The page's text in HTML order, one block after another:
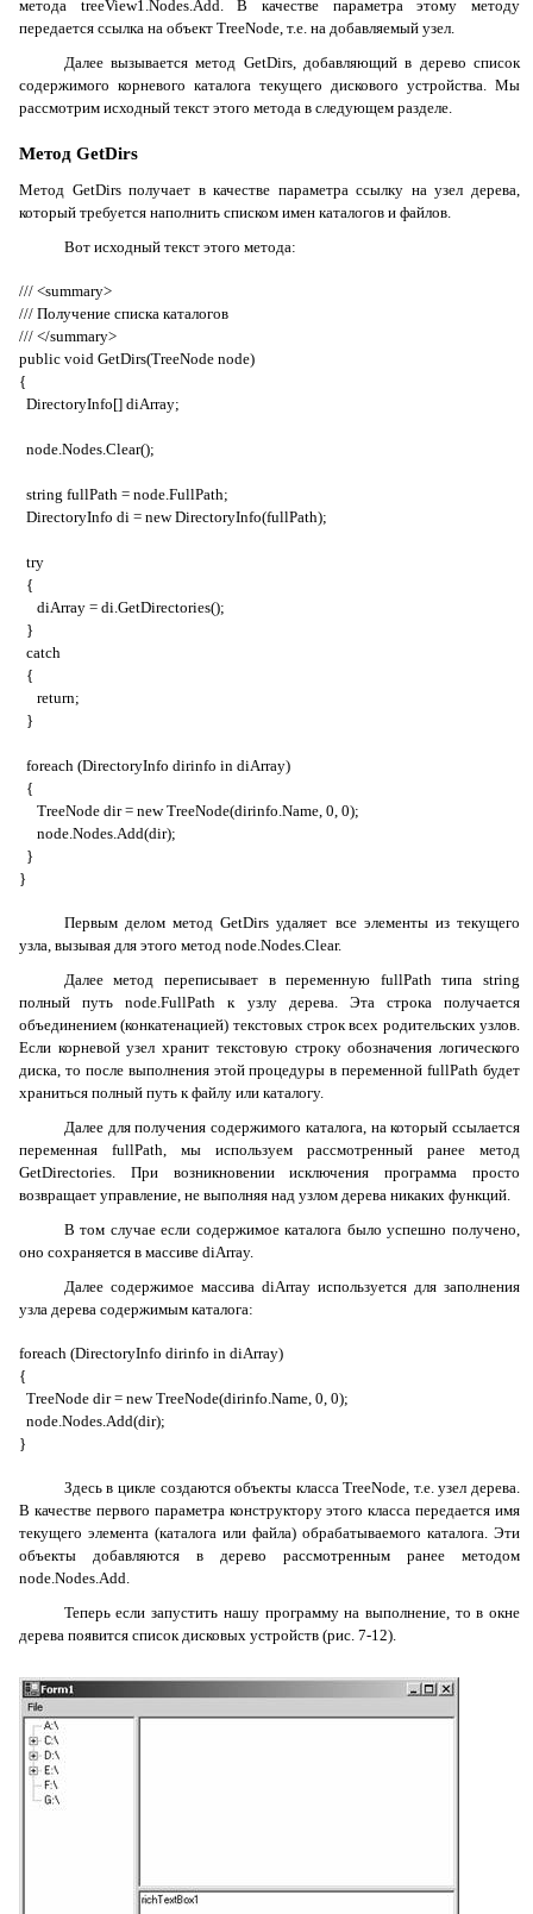
метода treeView1.Nodes.Add. В качестве параметра этому методу
передается ссылка на объект TreeNode, т.е. на добавляемый узел.
Далее вызывается метод GetDirs, добавляющий в дерево список
содержимого корневого каталога текущего дискового устройства. Мы
рассмотрим исходный текст этого метода в следующем разделе.
Метод GetDirs
Метод GetDirsполучает в качестве параметра ссылку на узел дерева,
который требуется наполнить списком имен каталогов и файлов.
Вот исходный текст этого метода:
/// <summary>
/// Получение списка каталогов
/// </summary>
public void GetDirs(TreeNode node)
{
DirectoryInfo[] diArray;
node.Nodes.Clear();
string fullPath = node.FullPath;
DirectoryInfo di = new DirectoryInfo(fullPath);
try
{
diArray = di.GetDirectories();
}
catch
{
return;
}
foreach (DirectoryInfo dirinfo in diArray)
{
TreeNode dir= new TreeNode(dirinfo.Name, 0, 0);
node.Nodes.Add(dir);
}
}
Первым делом методGetDirs удаляет все элементы из текущего
узла, вызывая для этого метод node.Nodes.Clear.
Далее метод переписывает в переменную fullPathтипаstring
полный путьnode.FullPath к узлу дерева. Эта строка получается
объединением (конкатенацией) текстовых строк всех родительских узлов.
Если корневой узел хранит текстовую строку обозначения логического
диска, то после выполнения этой процедуры в переменнойfullPath будет
храниться полный путь к файлу или каталогу.
Далее для получения содержимого каталога, на который ссылается
переменная fullPath, мы используем рассмотренный ранее метод
GetDirectories. При возникновении исключения программа просто
возвращает управление, не выполняя над узлом дерева никаких функций.
В том случае если содержимое каталога было успешно получено,
оно сохраняется в массиве diArray.
Далее содержимое массива diArrayиспользуется для заполнения
узла дерева содержимым каталога:
foreach (DirectoryInfo dirinfo in diArray)
{
TreeNode dir = new TreeNode(dirinfo.Name, 0, 0);
node.Nodes.Add(dir);
}
Здесь в цикле создаются объекты классаTreeNode, т.е. узел дерева.
В качестве первого параметра конструктору этого класса передается имя
текущего элемента (каталога или файла) обрабатываемого каталога. Эти
объекты добавляются в дерево рассмотренным ранее методом
node.Nodes.Add.
Теперь если запустить нашу программу на выполнение, то в окне
дерева появится список дисковых устройств (рис. 7-12).